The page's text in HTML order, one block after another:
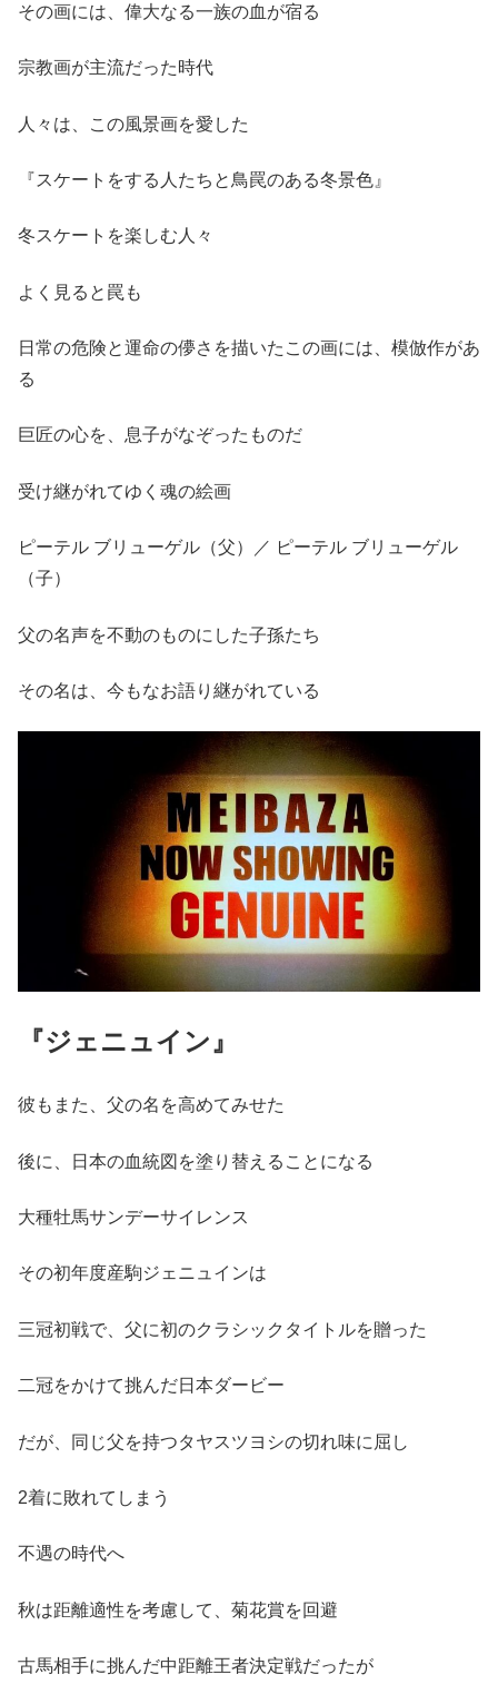
その画には、偉大なる一族の血が宿る
宗教画が主流だった時代
人々は、この風景画を愛した
『スケートをする人たちと鳥罠のある冬景色』
冬スケートを楽しむ人々
よく見ると罠も
日常の危険と運命の儚さを描いたこの画には、模倣作があ
る
巨匠の心を、息子がなぞったものだ
受け継がれてゆく魂の絵画
ピーテル ブリューゲル（父）／ ピーテル ブリューゲル
（子）
父の名声を不動のものにした子孫たち
その名は、今もなお語り継がれている
『ジェニュイン』
彼もまた、父の名を高めてみせた
後に、日本の血統図を塗り替えることになる
大種牡馬サンデーサイレンス
その初年度産駒ジェニュインは
三冠初戦で、父に初のクラシックタイトルを贈った
二冠をかけて挑んだ日本ダービー
だが、同じ父を持つタヤスツヨシの切れ味に屈し
2着に敗れてしまう
不遇の時代へ
秋は距離適性を考慮して、菊花賞を回避
古馬相手に挑んだ中距離王者決定戦だったが